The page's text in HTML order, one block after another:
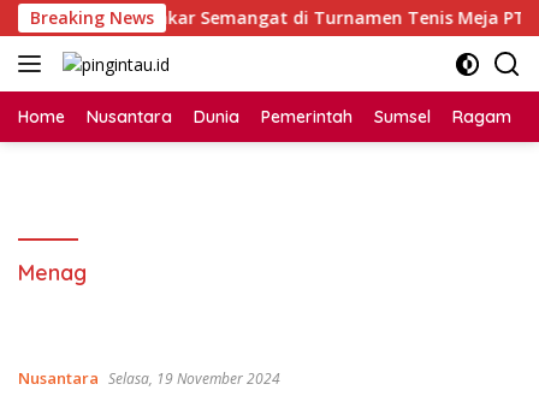
Langsung
ke
konten
Breaking News
Pembakar Semangat di Turnamen Tenis Meja PTM CGC
Home Nusantara Dunia Pemerintah Sumsel Ragam
Menag
Nusantara Selasa, 19 November 2024